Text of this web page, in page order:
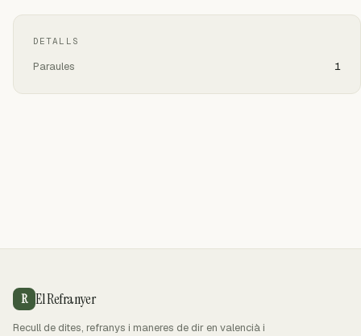
DETALLS
Paraules 1
R El Refranyer
Recull de dites, refranys i maneres de dir en valencià i